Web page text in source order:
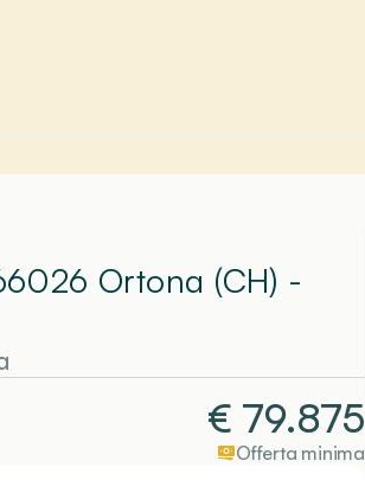
Ortona (CH) -
€ 79.875
Offerta minima